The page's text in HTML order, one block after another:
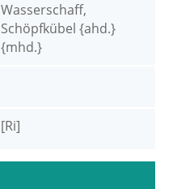
Wasserschaff,
Schöpfkübel {ahd.}
{mhd.}
[Ri]